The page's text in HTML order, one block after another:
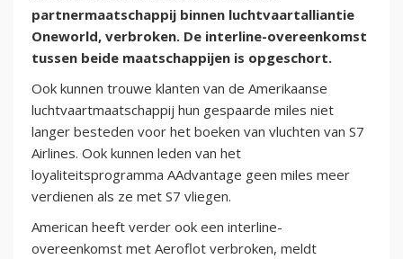
partnermaatschappij binnen luchtvaartalliantie
Oneworld, verbroken. De interline-overeenkomst
tussen beide maatschappijen is opgeschort.
Ook kunnen trouwe klanten van de Amerikaanse
luchtvaartmaatschappij hun gespaarde miles niet
langer besteden voor het boeken van vluchten van S7
Airlines. Ook kunnen leden van het
loyaliteitsprogramma AAdvantage geen miles meer
verdienen als ze met S7 vliegen.
American heeft verder ook een interline-
overeenkomst met Aeroflot verbroken, meldt